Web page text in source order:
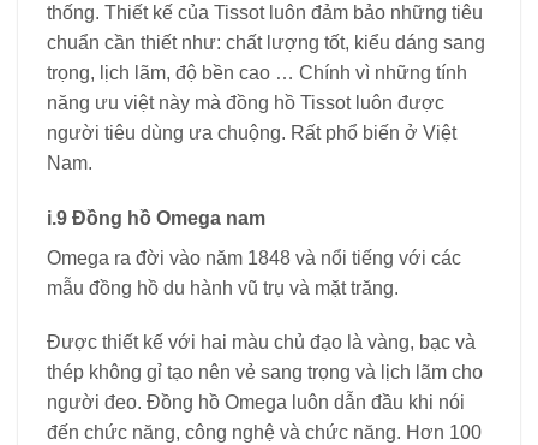
thống. Thiết kế của Tissot luôn đảm bảo những tiêu
chuẩn cần thiết như: chất lượng tốt, kiểu dáng sang
trọng, lịch lãm, độ bền cao … Chính vì những tính
năng ưu việt này mà đồng hồ Tissot luôn được
người tiêu dùng ưa chuộng. Rất phổ biến ở Việt
Nam.
i.9 Đồng hồ Omega nam
Omega ra đời vào năm 1848 và nổi tiếng với các
mẫu đồng hồ du hành vũ trụ và mặt trăng.
Được thiết kế với hai màu chủ đạo là vàng, bạc và
thép không gỉ tạo nên vẻ sang trọng và lịch lãm cho
người đeo. Đồng hồ Omega luôn dẫn đầu khi nói
đến chức năng, công nghệ và chức năng. Hơn 100